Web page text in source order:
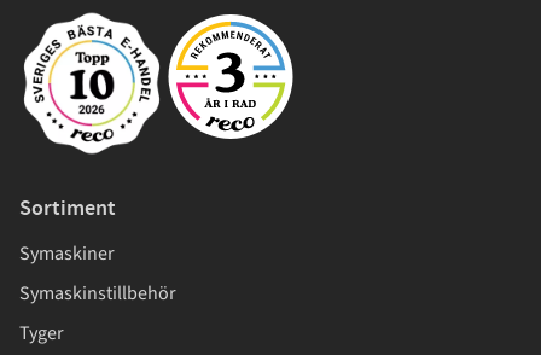
Sortiment
Symaskiner
Symaskinstillbehör
Tyger